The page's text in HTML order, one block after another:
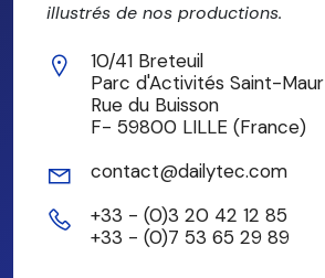
illustrés de nos productions.
10/41 Breteuil
Parc d'Activités Saint-Maur
Rue du Buisson
F- 59800 LILLE (France)
contact@dailytec.com
+33 - (0)3 20 42 12 85
+33 - (0)7 53 65 29 89